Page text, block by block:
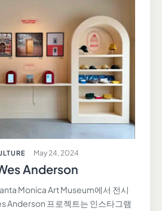
May 24, 2024
Anderson
Monica Art Museum에서 전시
Anderson 프로젝트는 인스타그램